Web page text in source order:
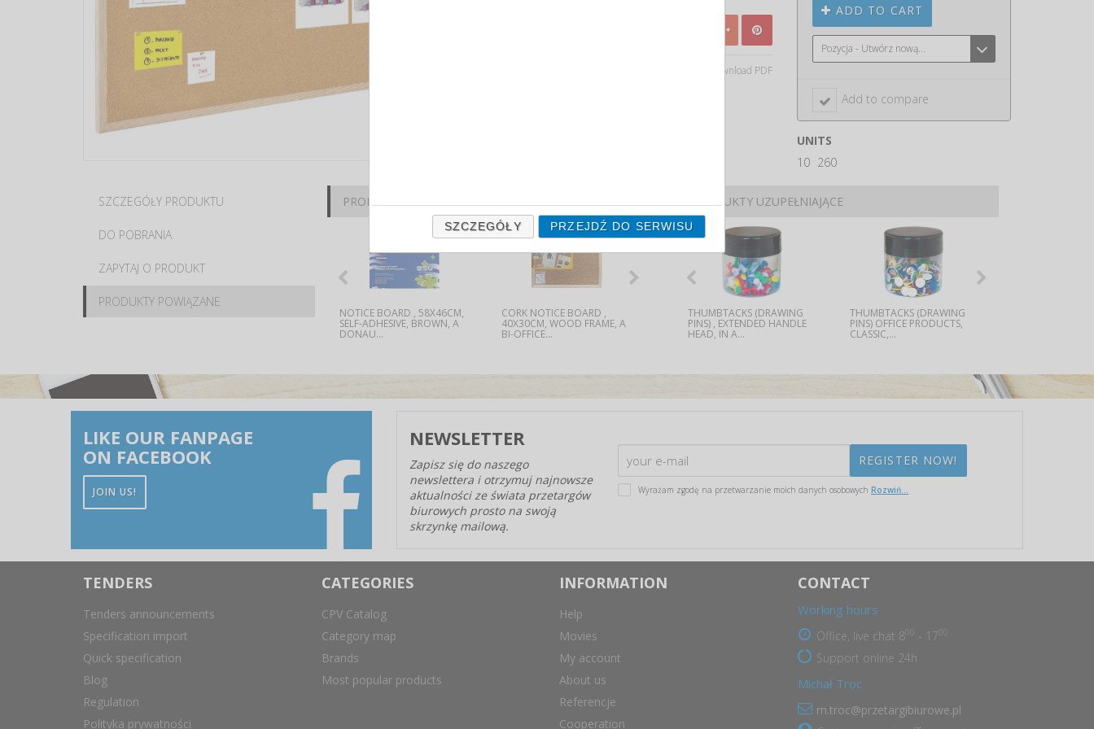
Download PDF
ADD TO CART
Pozycja - Utwórz nową...
Add to compare
UNITS
10 260
SZCZEGÓŁY PRODUKTU
DO POBRANIA
ZAPYTAJ O PRODUKT
PRODUKTY POWIĄZANE
PRODUKTY ALTERNATYWNE
CORK NOTICE BOARD , NOTICE BOARD , 58X46CM,
SELF-ADHESIVE, BROWN, A
DONAU...
CORK NOTICE BOARD ,
40X30CM, WOOD FRAME, A
BI-OFFICE...
CORK NOTICE BOARD ,
60X40CM, WOOD FRAME, A
BI-OFFICE...
CORK NOTICE BOARD ,
60X45CM, WOOD FRAME, A
BI-OFFICE...
PRODUKTY UZUPEŁNIAJĄCE
PUSH PINS, 100 PCS IN
PAPER BOX, A OFFICE
PRODUCTS...
THUMBTACKS (DRAWING
PINS) , CLASSIC, 100PCS,
SILVER, A...
THUMBTACKS (DRAWING
PINS) , EXTENDED HANDLE
HEAD, IN A...
THUMBTACKS (DRAWING
PINS) OFFICE PRODUCTS,
CLASSIC,...
LIKE OUR FANPAGE
ON FACEBOOK
JOIN US!
NEWSLETTER
Zapisz się do naszego
newslettera i otrzymuj najnowsze
aktualności ze świata przetargów
biurowych prosto na swoją
skrzynkę mailową.
Wyrażam zgodę na przetwarzanie moich danych osobowych Rozwiń...
TENDERS
Tenders announcements
Specification import
Quick specification
Blog
Regulation
Polityka prywatności
CATEGORIES
CPV Catalog
Category map
Brands
Most popular products
INFORMATION
Help
Movies
My account
About us
Referencje
Cooperation
CONTACT
Working hours
Office, live chat 8 - 17
Support online 24h
Michał Troc
m.troc@przetargibiurowe.pl
SZCZEGÓŁY PRZEJDŹ DO SERWISU